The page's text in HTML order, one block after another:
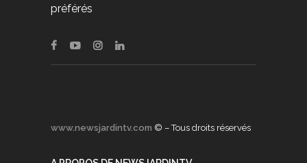
préférés
www.newsjardintv.com © – Tous droits réservés